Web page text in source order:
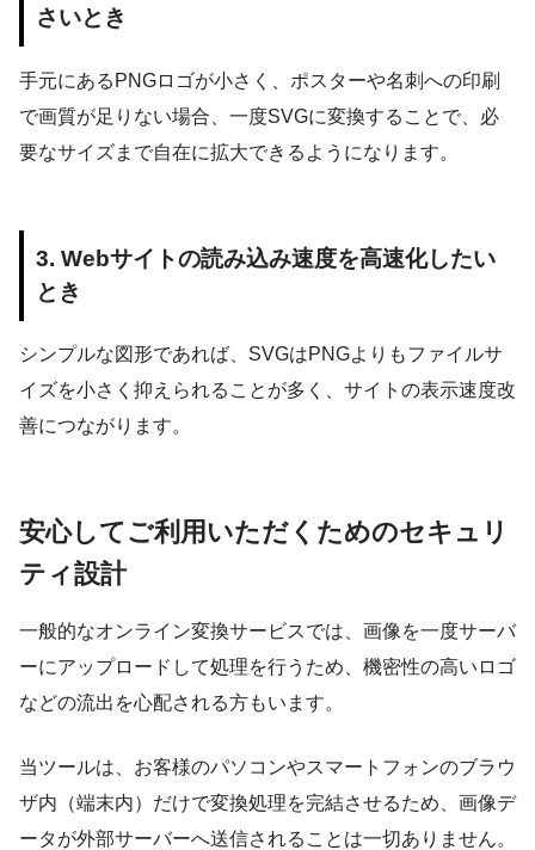
さいとき
手元にあるPNGロゴが小さく、ポスターや名刺への印刷
で画質が足りない場合、一度SVGに変換することで、必
要なサイズまで自在に拡大できるようになります。
3. Webサイトの読み込み速度を高速化したい
とき
シンプルな図形であれば、SVGはPNGよりもファイルサ
イズを小さく抑えられることが多く、サイトの表示速度改
善につながります。
安心してご利用いただくためのセキュリ
ティ設計
一般的なオンライン変換サービスでは、画像を一度サーバ
ーにアップロードして処理を行うため、機密性の高いロゴ
などの流出を心配される方もいます。
当ツールは、お客様のパソコンやスマートフォンのブラウ
ザ内（端末内）だけで変換処理を完結させるため、画像デ
ータが外部サーバーへ送信されることは一切ありません。